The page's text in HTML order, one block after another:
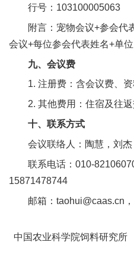
行号：103100005063
附言：宠物会议+参会代
会议+每位参会代表姓名+单位
九、会议费
1. 注册费：含会议费、
2. 其他费用：住宿及往返
十、联系方式
会议联络人：陶慧，刘杰
联系电话：010-
15871478744
邮箱：taohui@caas.cn
中国农业科学院饲料研究所